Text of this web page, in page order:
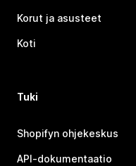
Korut ja asusteet
Koti
Tuki
Shopifyn ohjekeskus
API-dokumentaatio